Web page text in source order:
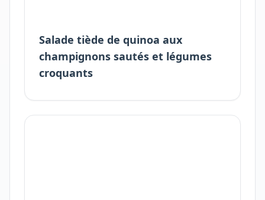
Salade tiède de quinoa aux
champignons sautés et légumes
croquants